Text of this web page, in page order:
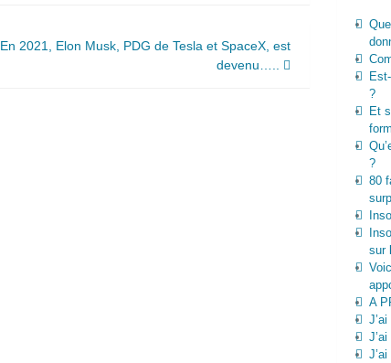
En 2021, Elon Musk, PDG de Tesla et SpaceX, est
devenu…..
?
Et
?
80
sur
A